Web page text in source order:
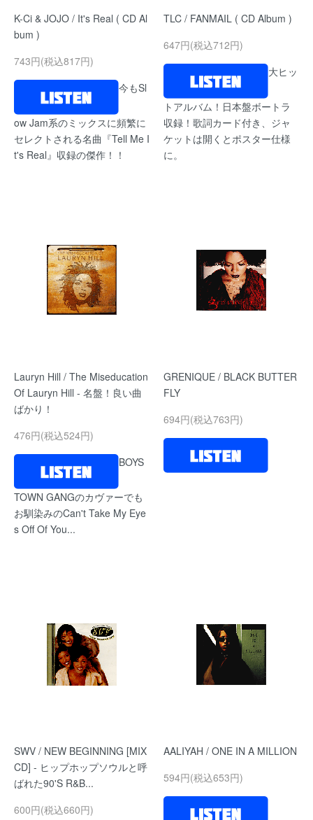
K-Ci & JOJO / It's Real ( CD Al
bum )
743円(税込817円)
今もSl
ow Jam系のミックスに頻繁に
セレクトされる名曲『Tell Me I
t's Real』収録の傑作！！
TLC / FANMAIL ( CD Album )
647円(税込712円)
大ヒッ
トアルバム！日本盤ボートラ
収録！歌詞カード付き、ジャ
ケットは開くとポスター仕様
に。
Lauryn Hill / The Miseducation
Of Lauryn Hill - 名盤！良い曲
ばかり！
476円(税込524円)
BOYS
TOWN GANGのカヴァーでも
お馴染みのCan't Take My Eye
s Off Of You...
GRENIQUE / BLACK BUTTER
FLY
694円(税込763円)
SWV / NEW BEGINNING [MIX
CD] - ヒップホップソウルと呼
ばれた90'S R&B...
600円(税込660円)
AALIYAH / ONE IN A MILLION
594円(税込653円)